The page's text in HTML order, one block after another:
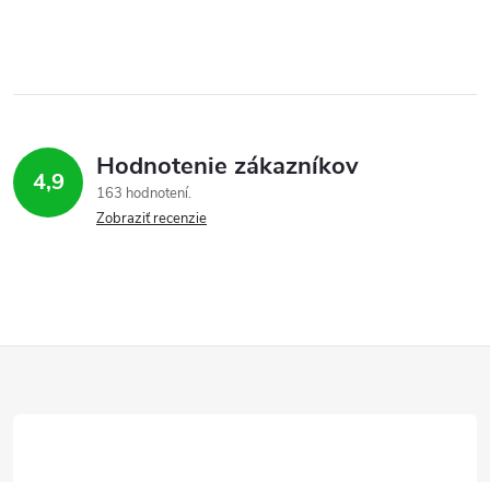
4,9 Hodnotenie zákazníkov
163 hodnotení
Zobraziť recenzie